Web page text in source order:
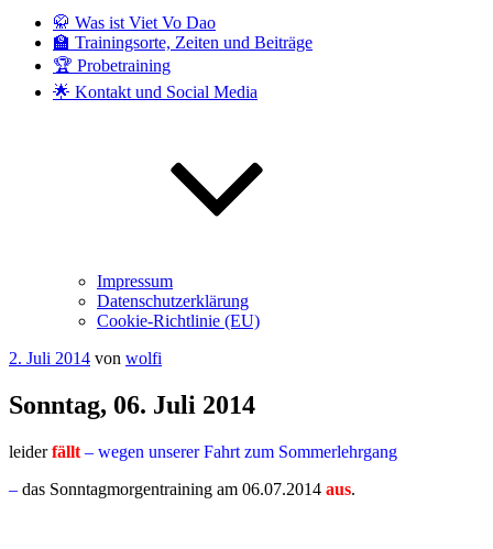
🥋 Was ist Viet Vo Dao
🏫 Trainingsorte, Zeiten und Beiträge
🏆 Probetraining
🌟 Kontakt und Social Media
Impressum
Datenschutzerklärung
Cookie-Richtlinie (EU)
Veröffentlicht
2. Juli 2014 von wolfi
Sonntag, 06. Juli 2014
leiderfällt – wegen unserer Fahrt zum Sommerlehrgang
– das Sonntagmorgentraining am 06.07.2014 aus.